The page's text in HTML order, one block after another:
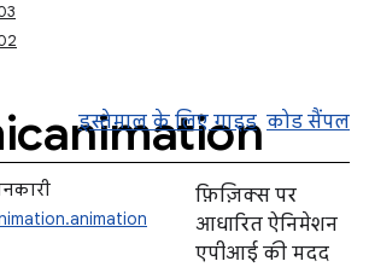
इस्तेमाल के लिए गाइड कोड सैंपल
फ़िज़िक्स पर
आधारित ऐनिमेशन
एपीआई की मदद